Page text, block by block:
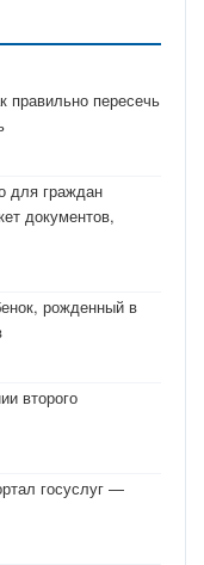
правильно пересечь
для граждан
документов,
рожденный в
второго
госуслуг —